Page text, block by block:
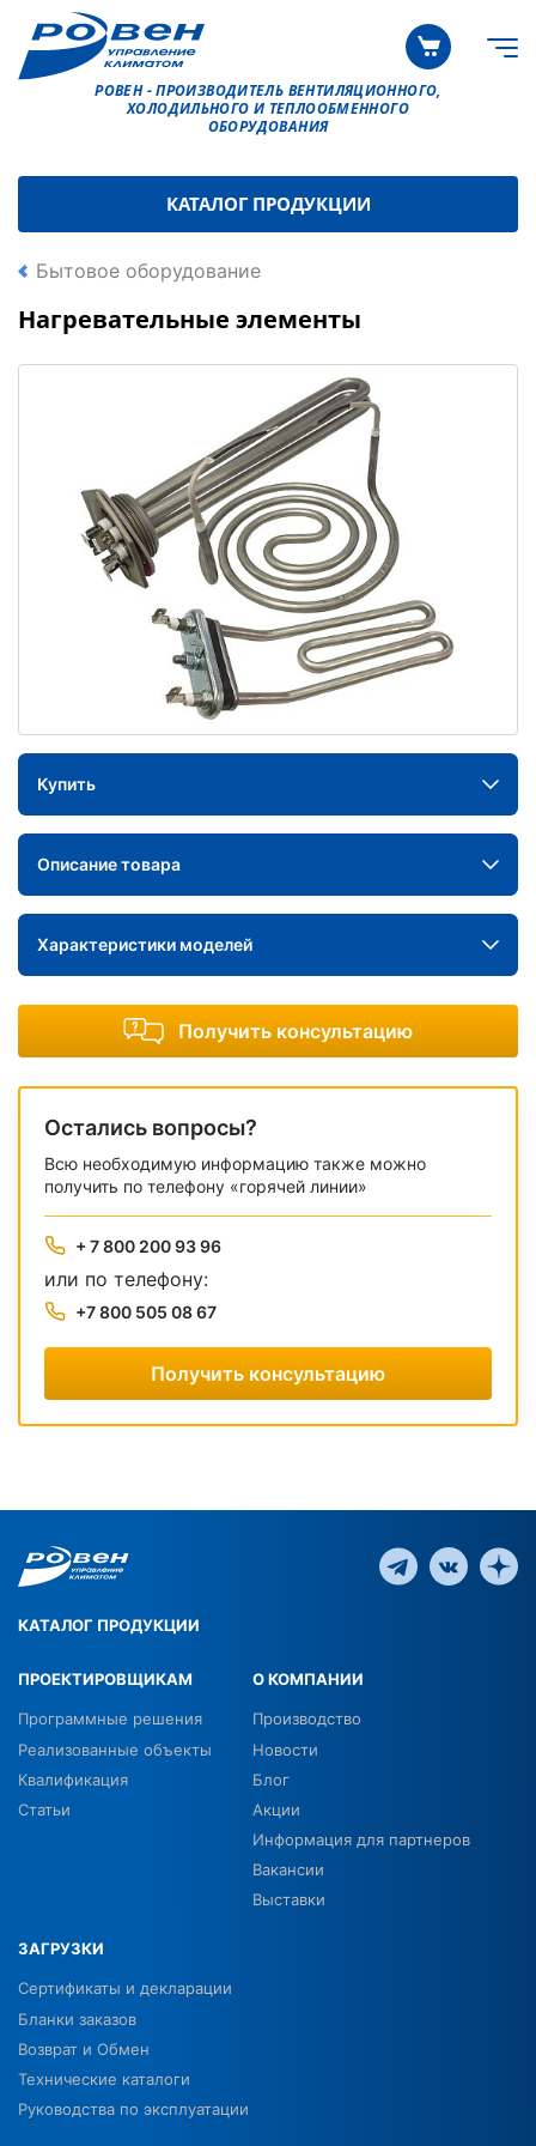
РОВЕН - ПРОИЗВОДИТЕЛЬ ВЕНТИЛЯЦИОННОГО,
ХОЛОДИЛЬНОГО И ТЕПЛООБМЕННОГО
ОБОРУДОВАНИЯ
КАТАЛОГ ПРОДУКЦИИ
Бытовое оборудование
Нагревательные элементы
Купить
Описание товара
Характеристики моделей
Получить консультацию
Остались вопросы?
Всю необходимую информацию также можно
получить по телефону «горячей линии»
+ 7 800 200 93 96
или по телефону:
+7 800 505 08 67
Получить консультацию
КАТАЛОГ ПРОДУКЦИИ
ПРОЕКТИРОВЩИКАМ
Программные решения
Реализованные объекты
Квалификация
Статьи
О КОМПАНИИ
Производство
Новости
Блог
Акции
Информация для партнеров
Вакансии
Выставки
ЗАГРУЗКИ
Сертификаты и декларации
Бланки заказов
Возврат и Обмен
Технические каталоги
Руководства по эксплуатации